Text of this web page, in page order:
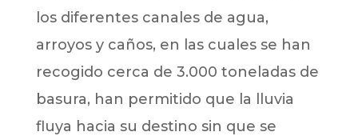
los diferentes canales de agua,
arroyos y caños, en las cuales se han
recogido cerca de 3.000 toneladas de
basura, han permitido que la lluvia
fluya hacia su destino sin que se